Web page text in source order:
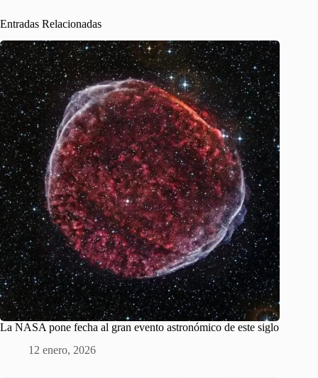
Entradas Relacionadas
La NASA pone fecha al gran evento astronómico de este siglo
12 enero, 2026